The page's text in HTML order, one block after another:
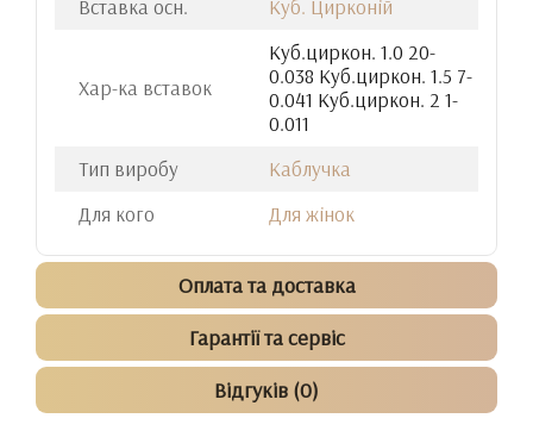
Вставка осн. Куб. Цирконій
Хар-ка вставок
Куб.циркон. 1.0 20-
0.038 Куб.циркон. 1.5 7-
0.041 Куб.циркон. 2 1-
0.011
Тип виробу
Каблучка
Для кого
Для жінок
Оплата та доставка
Гарантії та сервіс
Відгуків (0)